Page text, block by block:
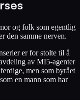
og folk som egentlig
den samme nerven.
er for stolte til å
av MI5-agenter
men som byrået
en mann som har